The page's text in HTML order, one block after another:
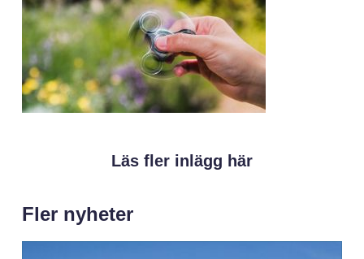
Läs fler inlägg här
Fler nyheter